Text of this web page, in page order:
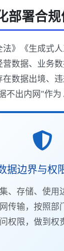
部署合
》《生成式
数据、业务
数据出境、
不出内网"作为
据边界与权
、存储、使用
传输，按照部
权限，做到权